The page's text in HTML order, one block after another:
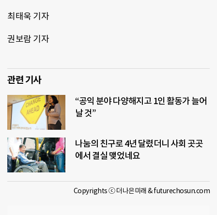
최태욱 기자
권보람 기자
관련 기사
“공익 분야 다양해지고 1인 활동가 늘어
날 것”
나눔의 친구로 4년 달렸더니 사회 곳곳
에서 결실 맺었네요
Copyrights ⓒ 더나은미래 & futurechosun.com